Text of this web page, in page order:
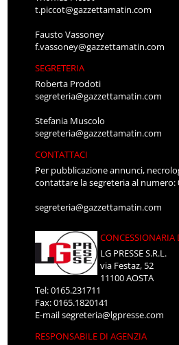
t.piccot@gazzettamatin.com
Fausto Vassoney
f.vassoney@gazzettamatin.com
SEGRETERIA
Roberta Prodoti
segreteria@gazzettamatin.com
Stefania Muscolo
segreteria@gazzettamatin.com
CONTATTACI
Per pubblicazione annunci,
contattare la segreteria al numero:
segreteria@gazzettamatin.com
CONCESSIONARIA
LG PRESSE S.R.L.
via Festaz, 52
11100 AOSTA
Tel: 0165.231711
Fax: 0165.1820141
E-mailsegreteria@lgpresse.com
RESPONSABILE DI AGENZIA